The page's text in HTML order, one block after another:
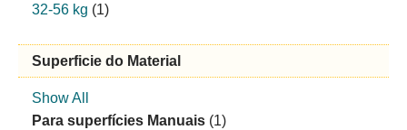
32-56 kg (1)
Superficie do Material
Show All
Para superfícies Manuais (1)